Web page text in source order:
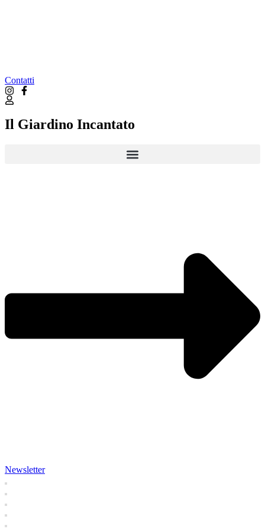
Contatti
Il Giardino Incantato
Newsletter